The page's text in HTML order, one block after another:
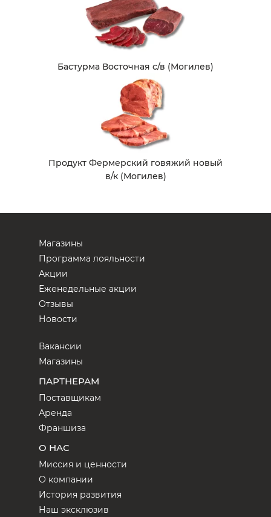
Бастурма Восточная с/в (Могилев)
Продукт Фермерский говяжий новый
в/к (Могилев)
Магазины
Программа лояльности
Акции
Еженедельные акции
Отзывы
Новости
Вакансии
Магазины
ПАРТНЕРАМ
Поставщикам
Аренда
Франшиза
О НАС
Миссия и ценности
О компании
История развития
Наш эксклюзив